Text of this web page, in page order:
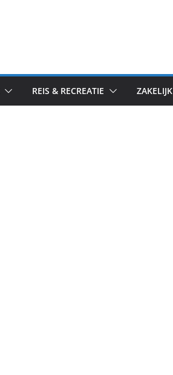
REIS & RECREATIE ZAKELIJK